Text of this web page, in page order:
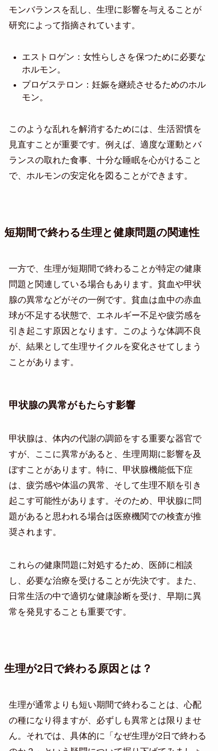
モンバランスを乱し、生理に影響を与えることが
研究によって指摘されています。
エストロゲン：女性らしさを保つために必要な
ホルモン。
プロゲステロン：妊娠を継続させるためのホル
モン。
このような乱れを解消するためには、生活習慣を
見直すことが重要です。例えば、適度な運動とバ
ランスの取れた食事、十分な睡眠を心がけること
で、ホルモンの安定化を図ることができます。
短期間で終わる生理と健康問題の関連性
一方で、生理が短期間で終わることが特定の健康
問題と関連している場合もあります。貧血や甲状
腺の異常などがその一例です。貧血は血中の赤血
球が不足する状態で、エネルギー不足や疲労感を
引き起こす原因となります。このような体調不良
が、結果として生理サイクルを変化させてしまう
ことがあります。
甲状腺の異常がもたらす影響
甲状腺は、体内の代謝の調節をする重要な器官で
すが、ここに異常があると、生理周期に影響を及
ぼすことがあります。特に、甲状腺機能低下症
は、疲労感や体温の異常、そして生理不順を引き
起こす可能性があります。そのため、甲状腺に問
題があると思われる場合は医療機関での検査が推
奨されます。
これらの健康問題に対処するため、医師に相談
し、必要な治療を受けることが先決です。また、
日常生活の中で適切な健康診断を受け、早期に異
常を発見することも重要です。
生理が2日で終わる原因とは？
生理が通常よりも短い期間で終わることは、心配
の種になり得ますが、必ずしも異常とは限りませ
ん。それでは、具体的に「なぜ生理が2日で終わる